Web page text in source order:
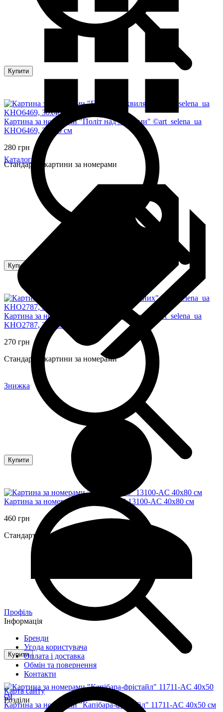
Картина за номерами "Політ над хвилями" ©art_selena_ua
KHO6469, 30х40 см
280 грн
Стандартні картини за номерами
Купити
Картина за номерами "Світ для закоханих" ©art_selena_ua
KHO2787, 30х30 см
270 грн
Стандартні картини за номерами
Купити
Картина за номерами "Pink flowers" 13100-AC 40х80 см
460 грн
Стандартні картини за номерами
Купити
Картина за номерами "Капібара-фрістайл" 11711-AC 40х50 см
Купити
Каталог
Знижка
Профіль
Інформація
Бренди
Угода користувача
Оплата і доставка
Обмін та повернення
Контакти
Карта сайту
Розділи